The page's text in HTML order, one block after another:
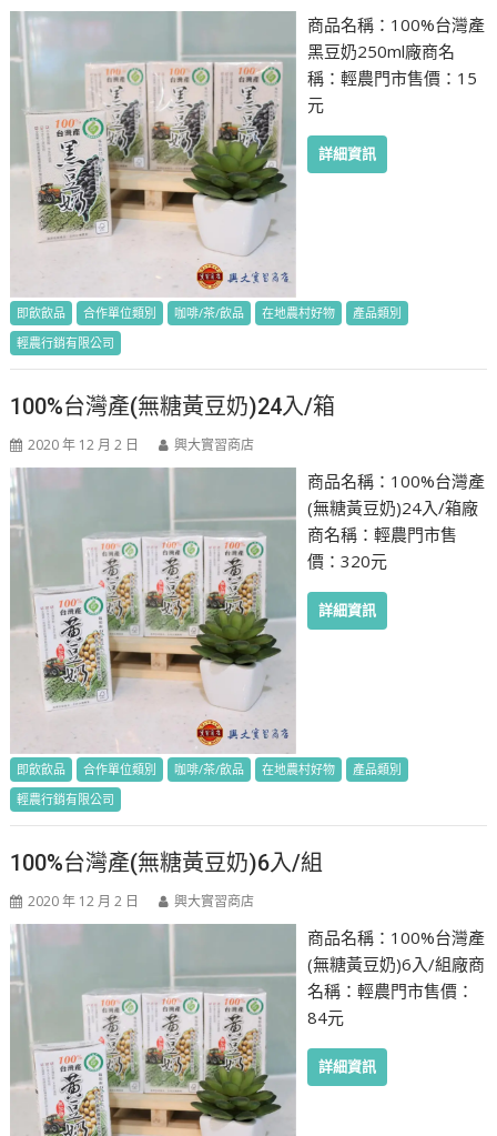
商品名稱：100%台灣產
黑豆奶250ml廠商名
稱：輕農門市售價：15
元
詳細資訊
即飲飲品 合作單位類別 咖啡/茶/飲品 在地農村好物
產品類別
輕農行銷有限公司
100%台灣產(無糖黃豆奶)24入/箱
2020 年 12 月 2 日 興大實習商店
商品名稱：100%台灣產
(無糖黃豆奶)24入/箱廠
商名稱：輕農門市售
價：320元
詳細資訊
即飲飲品 合作單位類別 咖啡/茶/飲品 在地農村好物
產品類別
輕農行銷有限公司
100%台灣產(無糖黃豆奶)6入/組
2020 年 12 月 2 日 興大實習商店
商品名稱：100%台灣產
(無糖黃豆奶)6入/組廠商
名稱：輕農門市售價：
84元
詳細資訊